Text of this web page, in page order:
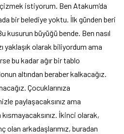
istiyorum. Ben Atakum’da
bir belediye yoktu. İlk günden beri
kusurun büyüğü bende. Ben nasıl
yaklaşık olarak biliyordum ama
bu kadar ağır bir tablo
altından beraber kalkacağız.
Çocuklarınıza
paylaşacaksınız ama
İkinci olarak,
olan arkadaşlarımız, buradan